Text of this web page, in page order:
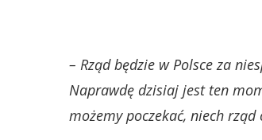
– Rząd będzie w Polsce za
Naprawdę dzisiaj jest ten
możemy poczekać, niech